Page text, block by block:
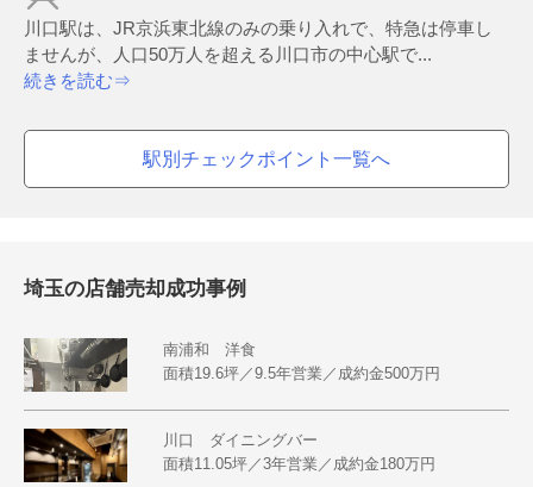
川口駅は、JR京浜東北線のみの乗り入れで、特急は停車し
ませんが、人口50万人を超える川口市の中心駅で...
続きを読む⇒
駅別チェックポイント一覧へ
埼玉の店舗売却成功事例
南浦和 洋食
面積19.6坪／9.5年営業／成約金500万円
川口 ダイニングバー
面積11.05坪／3年営業／成約金180万円